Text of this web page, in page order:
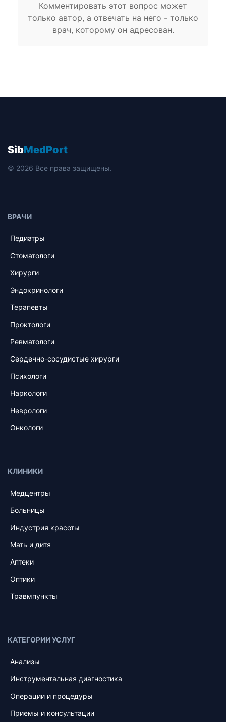
Комментировать этот вопрос может
только автор, а отвечать на него - только
врач, которому он адресован.
SibMedPort
© 2026 Все права защищены.
ВРАЧИ
Педиатры
Стоматологи
Хирурги
Эндокринологи
Терапевты
Проктологи
Ревматологи
Сердечно-сосудистые хирурги
Психологи
Наркологи
Неврологи
Онкологи
КЛИНИКИ
Медцентры
Больницы
Индустрия красоты
Мать и дитя
Аптеки
Оптики
Травмпункты
КАТЕГОРИИ УСЛУГ
Анализы
Инструментальная диагностика
Операции и процедуры
Приемы и консультации